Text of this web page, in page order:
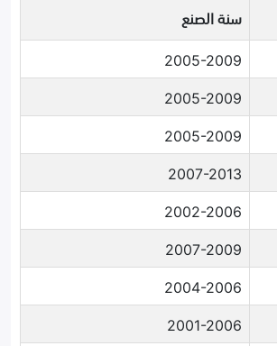
سنة الصنع
2005-2009
2005-2009
2005-2009
2007-2013
2002-2006
2007-2009
2004-2006
2001-2006